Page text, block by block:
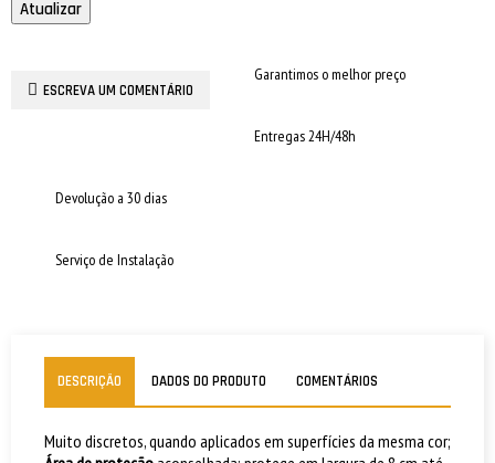
ESCREVA UM COMENTÁRIO
Garantimos o melhor preço
Entregas 24H/48h
Devolução a 30 dias
Serviço de Instalação
DESCRIÇÃO DADOS DO PRODUTO COMENTÁRIOS
Muito discretos, quando aplicados em superfícies da mesma cor;